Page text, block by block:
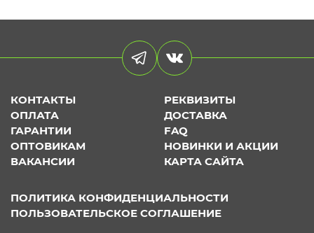
КОНТАКТЫ
РЕКВИЗИТЫ
ОПЛАТА
ДОСТАВКА
ГАРАНТИИ
FAQ
ОПТОВИКАМ
НОВИНКИ И АКЦИИ
ВАКАНСИИ
КАРТА САЙТА
ПОЛИТИКА КОНФИДЕНЦИАЛЬНОСТИ
ПОЛЬЗОВАТЕЛЬСКОЕ СОГЛАШЕНИЕ